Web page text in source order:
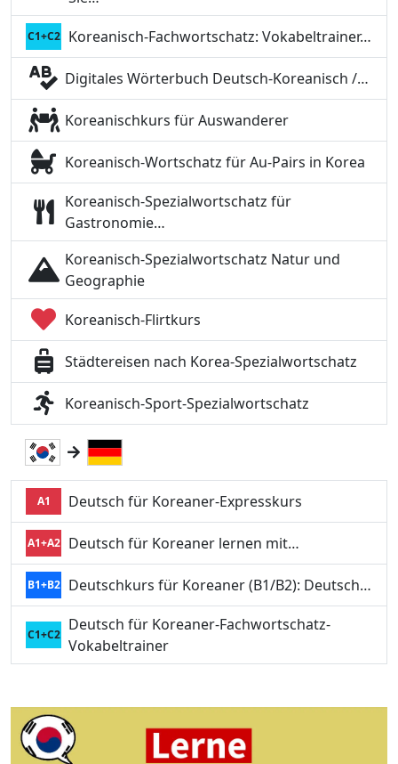
C1+C2 Koreanisch-Fachwortschatz: Vokabeltrainer…
Digitales Wörterbuch Deutsch-Koreanisch /…
Koreanischkurs für Auswanderer
Koreanisch-Wortschatz für Au-Pairs in Korea
Koreanisch-Spezialwortschatz für
Gastronomie…
Koreanisch-Spezialwortschatz Natur und
Geographie
Koreanisch-Flirtkurs
Städtereisen nach Korea-Spezialwortschatz
Koreanisch-Sport-Spezialwortschatz
A1 Deutsch für Koreaner-Expresskurs
A1+A2 Deutsch für Koreaner lernen mit…
B1+B2 Deutschkurs für Koreaner (B1/B2): Deutsch…
C1+C2
Deutsch für Koreaner-Fachwortschatz-
Vokabeltrainer